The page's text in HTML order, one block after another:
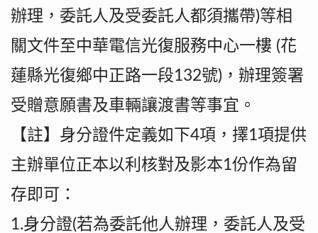
辦理，委託人及受委託人都須攜帶)等相
關文件至中華電信光復服務中心一樓 (花
蓮縣光復鄉中正路一段132號)，辦理簽署
受贈意願書及車輛讓渡書等事宜。
【註】身分證件定義如下4項，擇1項提供
主辦單位正本以利核對及影本1份作為留
存即可：
1.身分證(若為委託他人辦理，委託人及受